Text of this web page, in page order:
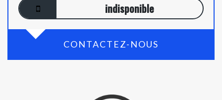
indisponible
CONTACTEZ-NOUS